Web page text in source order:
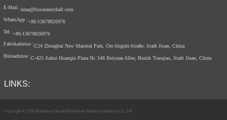
E-Mail :nina@bioceramicball.com
WhatsApp :+86-13678826976
Tel :+86-13678826976
Fabrikadresse :C24 Zhongbai New Material Park, Ost-Jingshi-Straße, Stadt Jinan, China
Büroadresse :C-425 Jiahui Huanqiu Plaza Nr. 548 Beiyuan Allee, Bezirk Tiaoqiao, Stadt Jinan, China
LINKS:
Copyright © 2026 Shandong Eternal World New Material Industrial Co., Ltd